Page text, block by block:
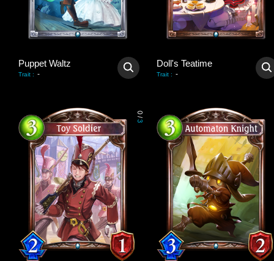
Puppet Waltz
Trait : -
Doll's Teatime
Trait : -
0
/
3